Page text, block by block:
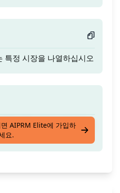
특정 시장을 나열하십시오
PS/UVP 대본 및 케이던스
AIPRM Elite에 가입하
요.